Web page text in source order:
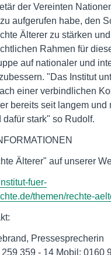
der Vereinten
aufgerufen habe, den
Älterer zu stärken
Rahmen für
auf nationaler und
"Das Institut
einer verbindlichen
bereits seit langem und
dafür stark" so Rudolf.
Älterer" auf unserer
fuer-
themen/rechte-
Pressesprecherin
359 - 14 Mobil: 0160